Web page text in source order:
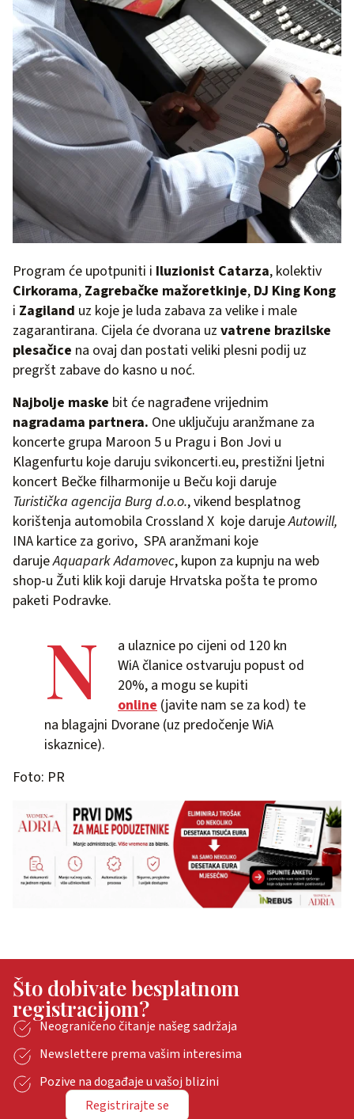
Program će upotpuniti i Iluzionist Catarza, kolektiv
Cirkorama, Zagrebačke mažoretkinje, DJ King Kong
i Zagiland uz koje je luda zabava za velike i male
zagarantirana. Cijela će dvorana uz vatrene brazilske
plesačice na ovaj dan postati veliki plesni podij uz
pregršt zabave do kasno u noć.
Najbolje maske bit će nagrađene vrijednim
nagradama partnera. One uključuju aranžmane za
koncerte grupa Maroon 5 u Pragu i Bon Jovi u
Klagenfurtu koje daruju svikoncerti.eu, prestižni ljetni
koncert Bečke filharmonije u Beču koji daruje
Turistička agencija Burg d.o.o., vikend besplatnog
korištenja automobila Crossland X koje darujeAutowill,
INA kartice za gorivo, SPA aranžmani koje
darujeAquapark Adamovec, kupon za kupnju na web
shop-u Žuti klik koji daruje Hrvatska pošta te promo
paketi Podravke.
N
a ulaznice po cijeni od 120 kn
WiA članice ostvaruju popust od
20%, a mogu se kupiti
online (javite nam se za kod) te
na blagajni Dvorane (uz predočenje WiA
iskaznice).
Foto: PR
Što dobivate besplatnom
registracijom?
Neograničeno čitanje našeg sadržaja
Newslettere prema vašim interesima
Pozive na događaje u vašoj blizini
Registrirajte se